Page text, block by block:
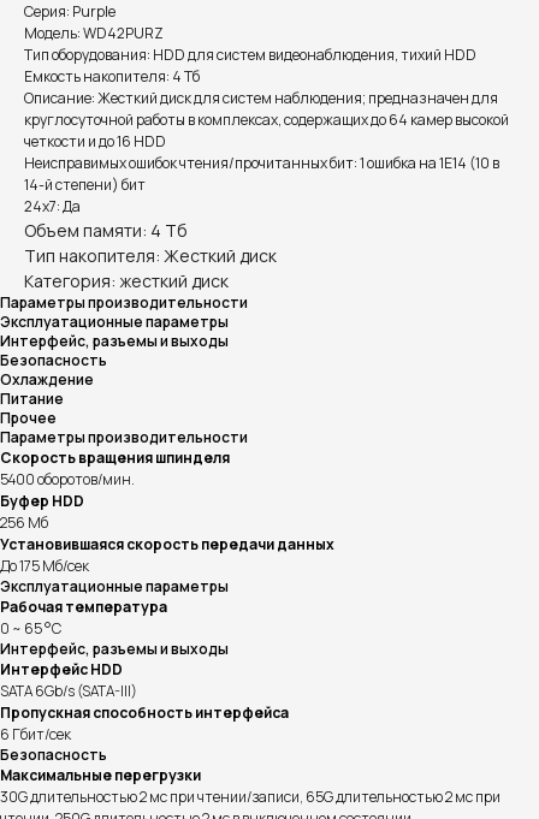
Серия: Purple
Модель: WD42PURZ
Тип оборудования: HDD для систем видеонаблюдения, тихий HDD
Емкость накопителя: 4 Тб
Описание: Жесткий диск для систем наблюдения; предназначен для
круглосуточной работы в комплексах, содержащих до 64 камер высокой
четкости и до 16 HDD
Неисправимых ошибок чтения/прочитанных бит: 1 ошибка на 1E14 (10 в
14-й степени) бит
24x7: Да
Объем памяти: 4 Тб
Тип накопителя: Жесткий диск
Категория: жесткий диск
Параметры производительности
Эксплуатационные параметры
Интерфейс, разъемы и выходы
Безопасность
Охлаждение
Питание
Прочее
Параметры производительности
Скорость вращения шпинделя
5400 оборотов/мин.
Буфер HDD
256 Мб
Установившаяся скорость передачи данных
До 175 Мб/сек
Эксплуатационные параметры
Рабочая температура
0 ~ 65 °C
Интерфейс, разъемы и выходы
Интерфейс HDD
SATA 6Gb/s (SATA-III)
Пропускная способность интерфейса
6 Гбит/сек
Безопасность
Максимальные перегрузки
30G длительностью 2 мс при чтении/записи, 65G длительностью 2 мс при